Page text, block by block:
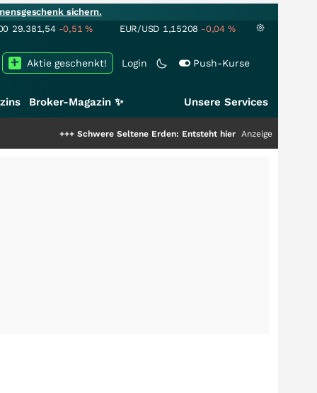
sichern.
29.381,54 -0,51% EUR/USD 1,15208 -0,04 %
Login Push-Kurse
Aktie geschenkt!
Broker-Magazin ✨ Unsere Services
Schwere Seltene Erden: Entsteht hier die nächste Milliardenstory?
Anzeige